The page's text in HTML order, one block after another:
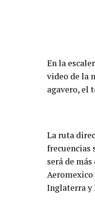
En la
video de la
agavero, el
La ruta
frecuencias
será de
Inglaterra y